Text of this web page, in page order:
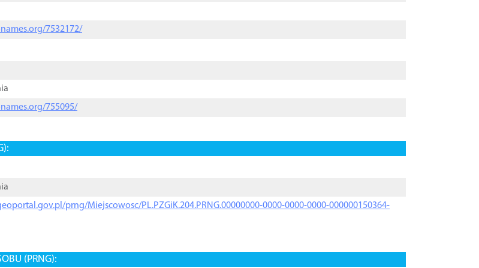
7532172/
755095/
prng/Miejscowosc/PL.PZGiK.204.PRNG.00000000-0000-0000-0000-000000150364-
(PRNG):